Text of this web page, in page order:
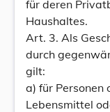
für deren
Haushaltes.
Art. 3. Als
durch
gilt:
a) für Personen
Lebensmittel